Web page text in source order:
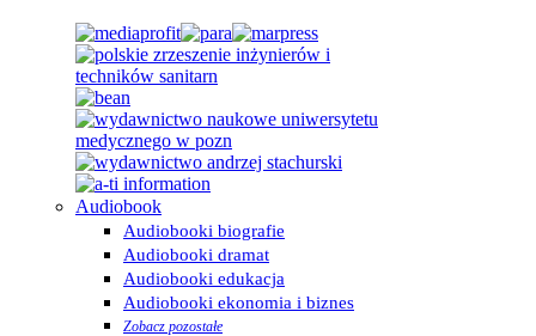
Audiobook
Audiobooki biografie
Audiobooki dramat
Audiobooki edukacja
Audiobooki ekonomia i biznes
Zobacz pozostałe